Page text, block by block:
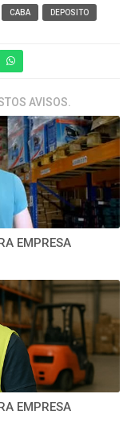
CABA
DEPOSITO
AVISOS.
EMPRESA
EMPRESA